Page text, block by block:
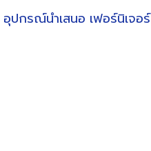
อุปกรณ์นำเสนอ เฟอร์นิเจอร์